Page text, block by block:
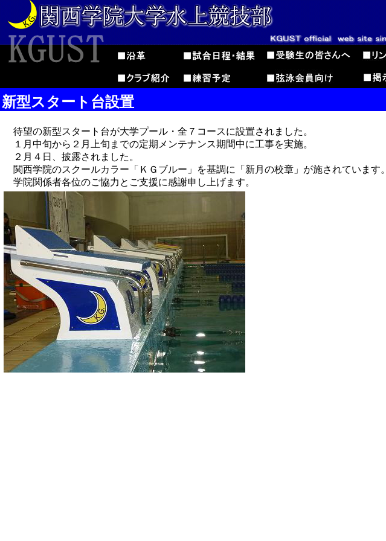
待望の新型スタート台が大学プール・全７コースに設置されました。
１月中旬から２月上旬までの定期メンテナンス期間中に工事を実施。
２月４日、披露されました。
関西学院のスクールカラー「ＫＧブルー」を基調に「新月の校章」が施されています。
学院関係者各位のご協力とご支援に感謝申し上げます。
新型スタート台設置